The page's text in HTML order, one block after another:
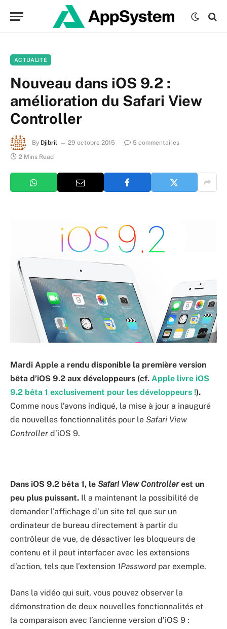
ACTUALITÉ
Nouveau dans iOS 9.2 :
amélioration du Safari View
Controller
By Djibril 29 octobre 2015
5 commentaires
2 Mins Read
Mardi Apple a rendu disponible la première version
bêta d’iOS 9.2 aux développeurs (cf. Apple livre iOS
9.2 bêta 1 exclusivement pour les développeurs !).
Comme nous l’avons indiqué, la mise à jour a inauguré
de nouvelles fonctionnalités pour le Safari View
Controller d’iOS 9.
Dans iOS 9.2 bêta 1, le Safari View Controllerest un
peu plus puissant. Il a maintenant la possibilité de
demander l’affichage d’un site tel que sur un
ordinateur de bureau directement à partir du
contrôleur de vue, de désactiver les bloqueurs de
contenu et il peut interfacer avec les extensions
d’action, tels que l’extension 1Password par exemple.
Dans la vidéo qui suit, vous pouvez observer la
démonstration de deux nouvelles fonctionnalités et
la comparaison avec l’ancienne version d’iOS 9 :